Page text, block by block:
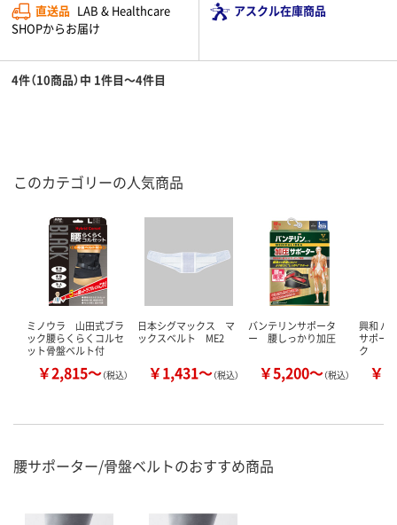
直送品 LAB & Healthcare
SHOPからお届け
アスクル在庫商品
4件（10商品）中 1件目～4件目
このカテゴリーの人気商品
ミノウラ 山田式ブラ
ック腰らくらくコルセ
ット骨盤ベルト付
￥2,815～（税込）
日本シグマックス マ
ックスベルト ME2
￥1,431～（税込）
バンテリンサポータ
ー 腰しっかり加圧
￥5,200～（税込）
興和 バ
サポー
ク
￥
腰サポーター/骨盤ベルトのおすすめ商品